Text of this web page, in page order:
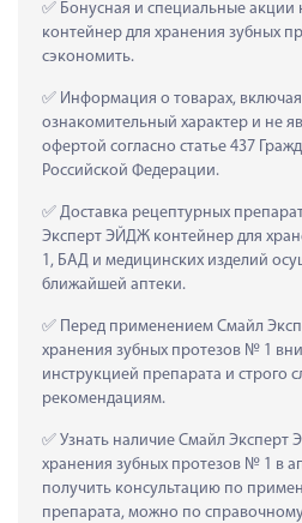
Бонусная и специальные
контейнер для хранения зубных
сэкономить.
Информация о товарах,
ознакомительный характер и не
офертой согласно статье 437
Российской Федерации.
Доставка рецептурных
Эксперт ЭЙДЖ контейнер для
1, БАД и медицинских изделий
ближайшей аптеки.
Перед применением Смайл
хранения зубных протезов № 1
инструкцией препарата и строго
рекомендациям.
Узнать наличие Смайл Эксперт
хранения зубных протезов № 1 в
получить консультацию по
препарата, можно по